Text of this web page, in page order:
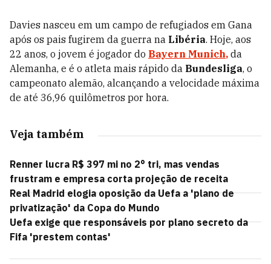
Davies nasceu em um campo de refugiados em Gana
após os pais fugirem da guerra na Libéria. Hoje, aos
22 anos, o jovem é jogador do Bayern Munich, da
Alemanha, e é o atleta mais rápido da Bundesliga, o
campeonato alemão, alcançando a velocidade máxima
de até 36,96 quilômetros por hora.
Veja também
Renner lucra R$ 397 mi no 2° tri, mas vendas
frustram e empresa corta projeção de receita
Real Madrid elogia oposição da Uefa a 'plano de
privatização' da Copa do Mundo
Uefa exige que responsáveis por plano secreto da
Fifa 'prestem contas'